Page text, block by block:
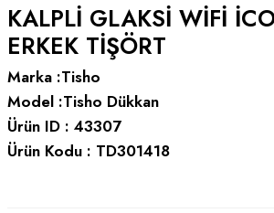
KALPLI GLAKSI WIFI
ERKEK TIŞÖRT
Marka :Tisho
Model :Tisho Dükkan
Ürün ID : 43307
Ürün Kodu : TD301418